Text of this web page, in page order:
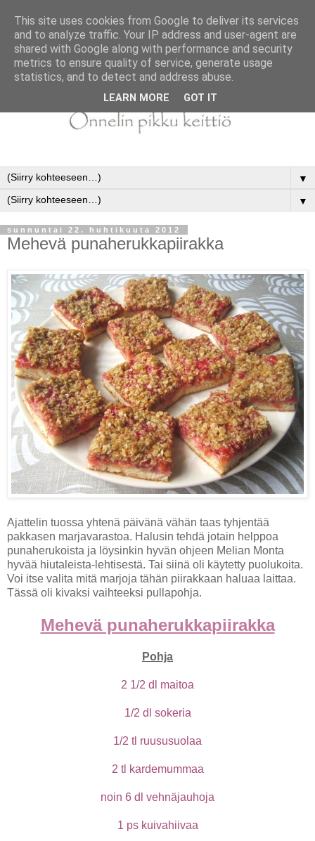
▼
▼
sunnuntai 22. huhtikuuta 2012
Mehevä punaherukkapiirakka
Ajattelin tuossa yhtenä päivänä vähän taas tyhjentää
pakkasen marjavarastoa. Halusin tehdä jotain helppoa
punaherukoista ja löysinkin hyvän ohjeen Melian Monta
hyvää hiutaleista-lehtisestä. Tai siinä oli käytetty puolukoita.
Voi itse valita mitä marjoja tähän piirakkaan haluaa laittaa.
Tässä oli kivaksi vaihteeksi pullapohja.
Mehevä punaherukkapiirakka
Pohja
2 1/2 dl maitoa
1/2 dl sokeria
1/2 tl ruususuolaa
2 tl kardemummaa
noin 6 dl vehnäjauhoja
1 ps kuivahiivaa
This site uses cookies from Google to deliver its services
and to analyze traffic. Your IP address and user-agent are
shared with Google along with performance and security
metrics to ensure quality of service, generate usage
statistics, and to detect and address abuse.
LEARN MORE GOT IT